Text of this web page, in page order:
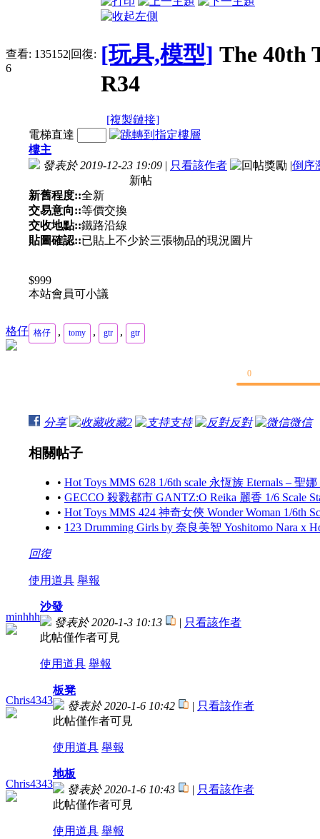
查看: 135152|回復:
6
[玩具,模型] The 40th
R34
[複製鏈接]
格仔
電梯直達
樓主
發表於 2019-12-23 19:09 | 只看該作者 |倒序
新帖
新舊程度::全新
交易意向::等價交換
交收地點::鐵路沿線
貼圖確認::已貼上不少於三張物品的現況圖片
$999
本站會員可小議
格仔 , tomy , gtr , gtr
0
分享 收藏2 支持 反對 微信
相關帖子
• Hot Toys MMS 628 1/6th scale 永恆族 Eternals – 聖娜
• GECCO 殺戮都市 GANTZ:O Reika 麗香 1/6 Scale
• Hot Toys MMS 424 神奇女俠 Wonder Woman 1/6th
• 123 Drumming Girls by 奈良美智 Yoshitomo Nara x
回復
使用道具 舉報
minhhh
沙發
發表於 2020-1-3 10:13
| 只看該作者
此帖僅作者可見
使用道具 舉報
Chris4343
板凳
發表於 2020-1-6 10:42
| 只看該作者
此帖僅作者可見
使用道具 舉報
Chris4343
地板
發表於 2020-1-6 10:43
| 只看該作者
此帖僅作者可見
使用道具 舉報